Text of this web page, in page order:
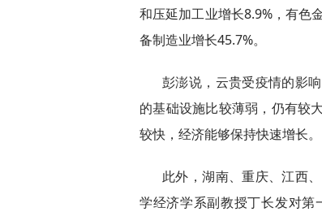
和压延加工业增长8.9%，有色
备制造业增长45.7%。
彭澎说，云贵受疫情的影
的基础设施比较薄弱，仍有较
较快，经济能够保持快速增长。
此外，湖南、重庆、江西
学经济学系副教授丁长发对